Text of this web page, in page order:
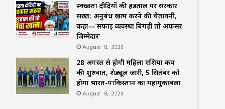
स्वच्छता दीदियों की हड़ताल पर सरकार
सख्त: अनुबंध खत्म करने की चेतावनी,
कहा—‘सफाई व्यवस्था बिगड़ी तो अफसर
जिम्मेदार’
August 8, 2026
28 अगस्त से होगी महिला एशिया कप
की शुरुवात, शेड्यूल जारी, 5 सितंबर को
होगा भारत-पाकिस्तान का महामुकाबला
August 8, 2026